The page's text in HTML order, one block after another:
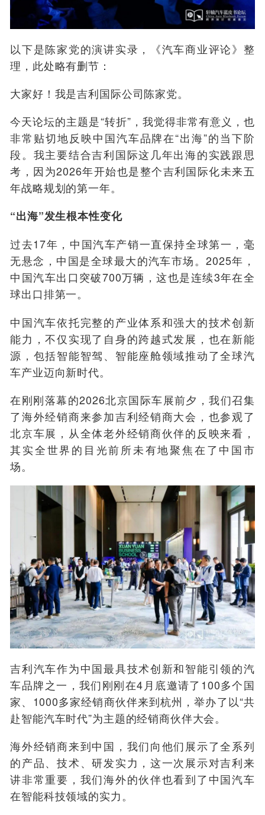
以下是陈家党的演讲实录，《汽车商业评论》整
理，此处略有删节：
大家好！我是吉利国际公司陈家党。
今天论坛的主题是“转折”，我觉得非常有意义，也
非常贴切地反映中国汽车品牌在“出海”的当下阶
段。我主要结合吉利国际这几年出海的实践跟思
考，因为2026年开始也是整个吉利国际化未来五
年战略规划的第一年。
“出海”发生根本性变化
过去17年，中国汽车产销一直保持全球第一，毫
无悬念，中国是全球最大的汽车市场。2025年，
中国汽车出口突破700万辆，这也是连续3年在全
球出口排第一。
中国汽车依托完整的产业体系和强大的技术创新
能力，不仅实现了自身的跨越式发展，也在新能
源，包括智能智驾、智能座舱领域推动了全球汽
车产业迈向新时代。
在刚刚落幕的2026北京国际车展前夕，我们召集
了海外经销商来参加吉利经销商大会，也参观了
北京车展，从全体老外经销商伙伴的反映来看，
其实全世界的目光前所未有地聚焦在了中国市
场。
吉利汽车作为中国最具技术创新和智能引领的汽
车品牌之一，我们刚刚在4月底邀请了100多个国
家、1000多家经销商伙伴来到杭州，举办了以“共
赴智能汽车时代”为主题的经销商伙伴大会。
海外经销商来到中国，我们向他们展示了全系列
的产品、技术、研发实力，这一次展示对吉利来
讲非常重要，我们海外的伙伴也看到了中国汽车
在智能科技领域的实力。